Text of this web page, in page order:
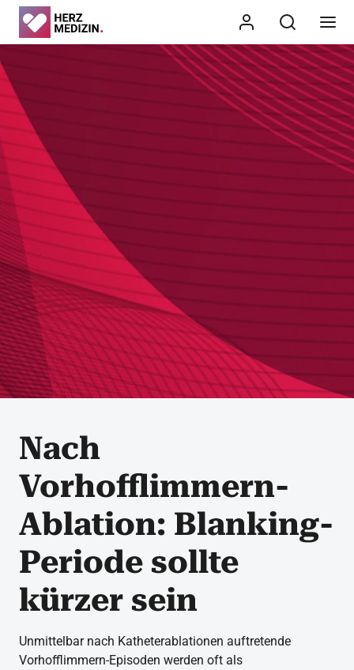
Nach
Vorhofflimmern-
Ablation: Blanking-
Periode sollte
kürzer sein
Unmittelbar nach Katheterablationen auftretende
Vorhofflimmern-Episoden werden oft als